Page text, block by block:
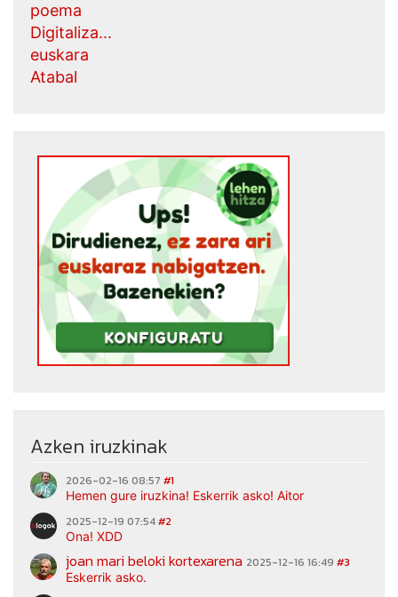
poema
Digitaliza...
euskara
Atabal
Azken iruzkinak
2026-02-16 08:57 #1
Hemen gure iruzkina! Eskerrik asko! Aitor
2025-12-19 07:54#2
Ona! XDD
joan mari beloki kortexarena 2025-12-16 16:49 #3
Eskerrik asko.